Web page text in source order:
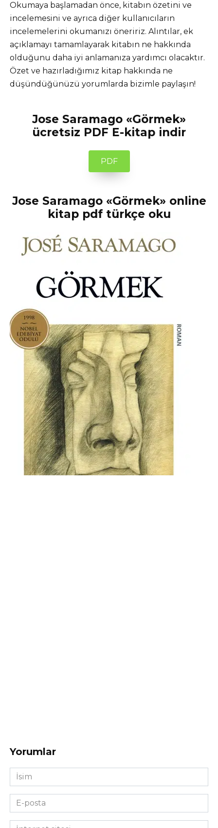
Okumaya başlamadan önce, kitabın özetini ve
incelemesini ve ayrıca diğer kullanıcıların
incelemelerini okumanızı öneririz. Alıntılar, ek
açıklamayı tamamlayarak kitabın ne hakkında
olduğunu daha iyi anlamanıza yardımcı olacaktır.
Özet ve hazırladığımız kitap hakkında ne
düşündüğünüzü yorumlarda bizimle paylaşın!
Jose Saramago «Görmek»
ücretsiz PDF E-kitap indir
PDF
Jose Saramago «Görmek» online
kitap pdf türkçe oku
Yorumlar
İsim
*
E-
posta
*İnternet